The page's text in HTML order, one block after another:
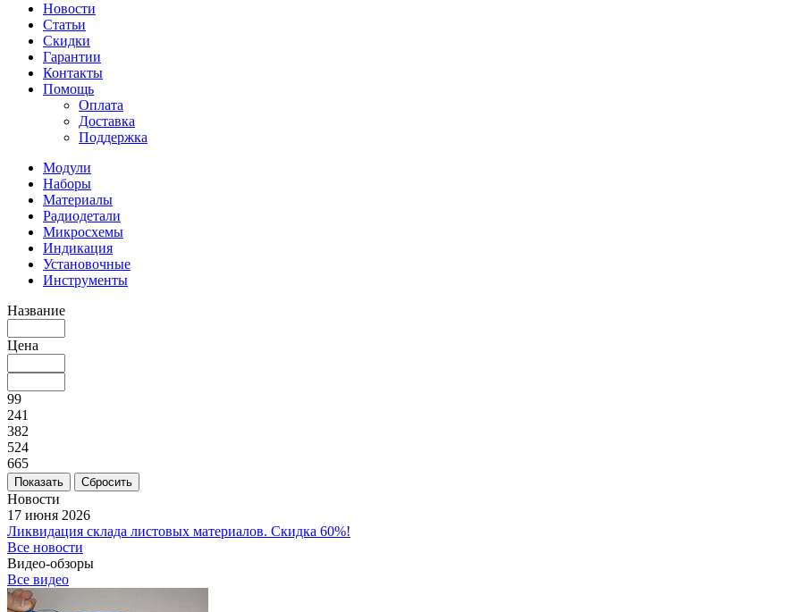
Новости
Статьи
Скидки
Гарантии
Контакты
Помощь
Оплата
Доставка
Поддержка
Модули
Наборы
Материалы
Радиодетали
Микросхемы
Индикация
Установочные
Инструменты
Название
Цена
99
241
382
524
665
Сбросить
Новости
17 июня 2026
Ликвидация склада листовых материалов. Скидка 60%!
Все новости
Видео-обзоры
Все видео